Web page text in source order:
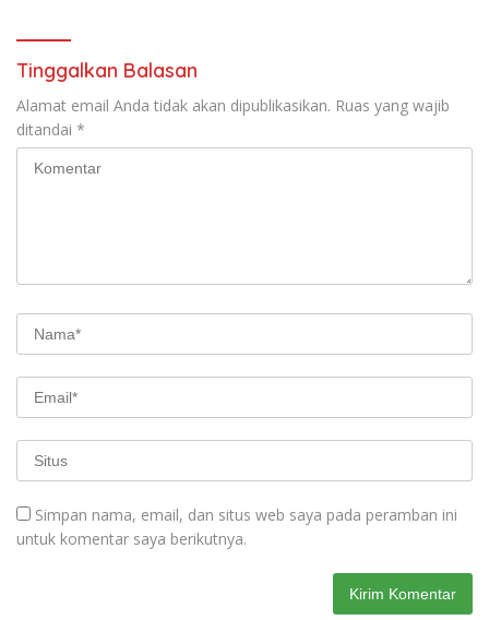
Tinggalkan Balasan
Alamat email Anda tidak akan dipublikasikan. Ruas yang wajib
ditandai *
Simpan nama, email, dan situs web saya pada peramban ini
untuk komentar saya berikutnya.